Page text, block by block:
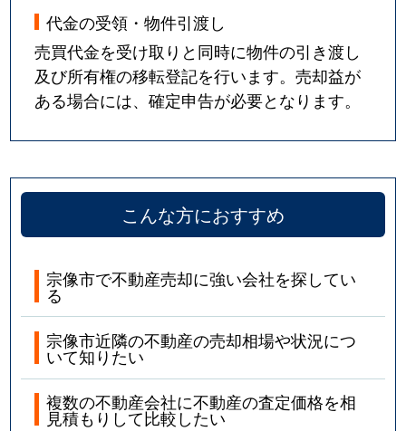
代金の受領・物件引渡し
売買代金を受け取りと同時に物件の引き渡し
及び所有権の移転登記を行います。売却益が
ある場合には、確定申告が必要となります。
こんな方におすすめ
宗像市で不動産売却に強い会社を探してい
る
宗像市近隣の不動産の売却相場や状況につ
いて知りたい
複数の不動産会社に不動産の査定価格を相
見積もりして比較したい